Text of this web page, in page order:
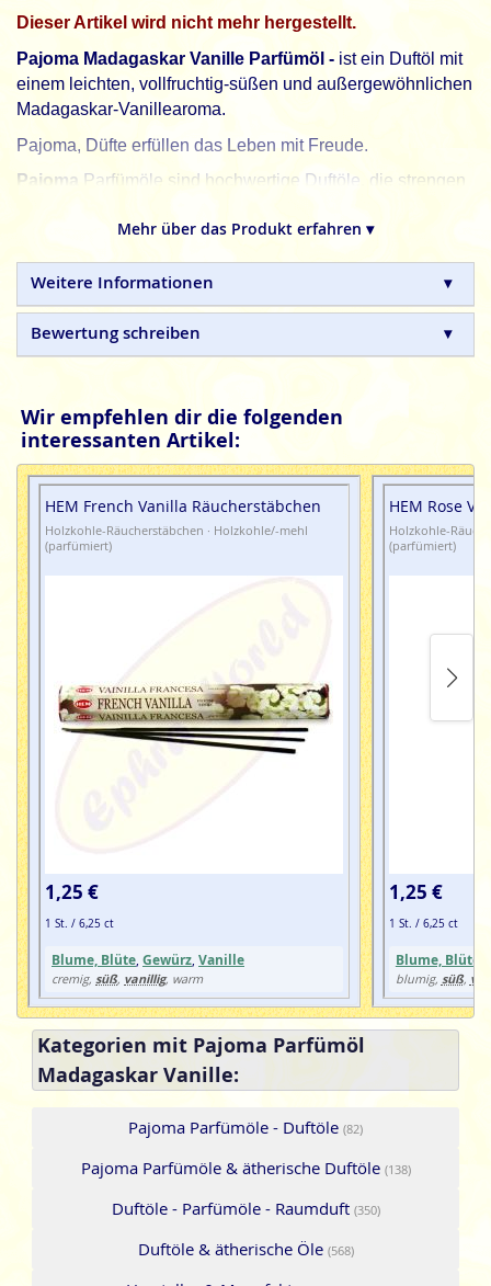
Dieser Artikel wird nicht mehr hergestellt.
Pajoma Madagaskar Vanille Parfümöl - ist ein Duftöl mit
einem leichten, vollfruchtig-süßen und außergewöhnlichen
Madagaskar-Vanillearoma.
Pajoma, Düfte erfüllen das Leben mit Freude.
Pajoma Parfümöle sind hochwertige Duftöle, die strengen
Qualitätskontrolle sorgt für einen unbeschwerten
Mehr über das Produkt erfahren ▾
Weitere Informationen
Bewertung schreiben
Wir empfehlen dir die folgenden
interessanten Artikel:
HEM French Vanilla Räucherstäbchen
Holzkohle-Räucherstäbchen · Holzkohle/-mehl
(parfümiert)
1,25 €
1 St. / 6,25 ct
Blume, Blüte Gewürz Vanille
cremig, süß, vanillig, warm
HEM Rose
Holzkohle-
(parfümiert)
1,25 €
1 St. / 6,25 ct
Blume, Blüte
blumig, süß,
Kategorien mit Pajoma Parfümöl
Madagaskar Vanille:
Pajoma Parfümöle - Duftöle (82)
Pajoma Parfümöle & ätherische Duftöle (138)
Duftöle - Parfümöle - Raumduft (350)
Duftöle & ätherische Öle (568)